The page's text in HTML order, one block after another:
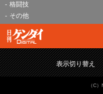
格闘技
その他
表示切り替え
（C